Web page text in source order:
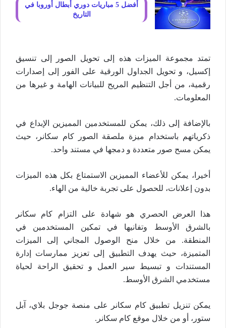
أفضل 5 مباريات دوري أبطال أوروبا في
التاريخ
تمتد مجموعة الميزات هذه إلى تحويل الصور إلى تنسيق
إكسيل، و تحويل الجداول الورقية على الفور إلى إصدارات
رقمية، من أجل التنظيم المريح للبيانات الهامة و غيرها من
المعلومات.
بالإضافة إلى ذلك، يمكن للمستخدمين المميزين الإبداع في
ذكرياتهم باستخدام ميزة ملصقة الصور كام سكانر، حيث
يمكن مسح صور متعددة و دمجها في مستند واحد.
أخيرا، يمكن للأعضاء المميزين الاستمتاع بكل هذه الميزات
بدون إعلانات، للحصول على تجربة خالية من الهاء.
هذا العرض الحصري هو شهادة على التزام كام سكانر
بالشرق الأوسط وتفانيها في تمكين المستخدمين في
المنطقة. من خلال منح الوصول المجاني إلى الميزات
المتميزة، حيث يهدف التطبيق إلى تعزيز ممارسات إدارة
المستندات و تبسيط سير العمل و تحقيق الراحة لحياة
مستخدمي الشرق الأوسط.
يمكن تنزيل تطبيق كام سكانر على منصة جوجل بلاي، آبل
ستور، أو من خلال موقع كام سكانر.